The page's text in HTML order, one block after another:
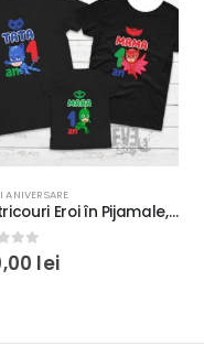
ANIVERSARE
Set tricouri Eroi în Pijamale, culoare neagră, imprimeu rezistent la spălări, bumbac 100%, Regular Fit,model 1
of 5
lei